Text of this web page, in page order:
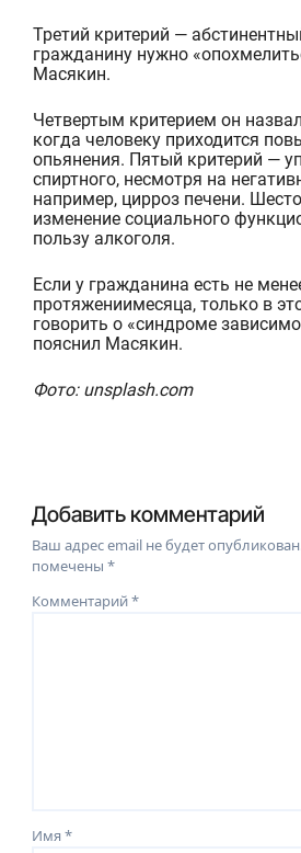
Третий критерий —
гражданину нужно
Масякин.
Четвертым критерием он
когда человеку приходится
опьянения. Пятый критерий —
спиртного, несмотря на
например, цирроз печени.
изменение социального
пользу алкоголя.
Если у гражданина есть не
протяжениимесяца, только в
говорить о «синдроме
пояснил Масякин.
Фото: unsplash.com
Добавить комментарий
Ваш адрес email не будет
помечены*
Комментарий*
Имя*